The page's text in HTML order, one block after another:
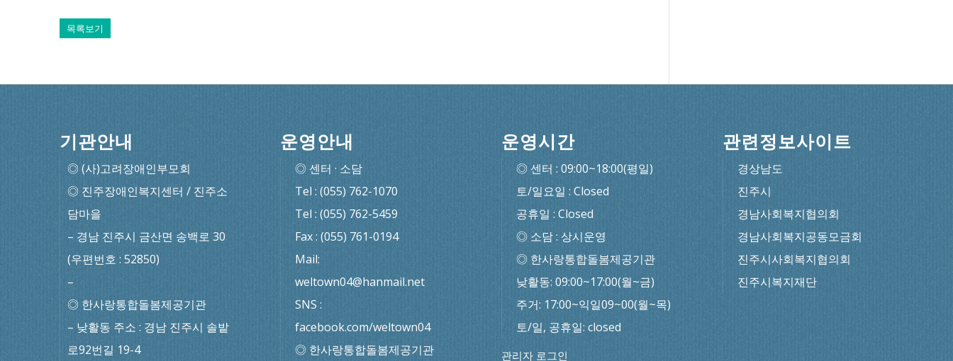
목록보기
기관안내
◎ (사)고려장애인부모회
◎ 진주장애인복지센터 / 진주소
담마을
– 경남 진주시 금산면 송백로 30
(우편번호 : 52850)
–
◎ 한사랑통합돌봄제공기관
– 낮활동 주소 : 경남 진주시 솔밭
로92번길 19-4
운영안내
◎ 센터 · 소담
Tel : (055) 762-1070
Tel : (055) 762-5459
Fax : (055) 761-0194
Mail:
weltown04@hanmail.net
SNS :
facebook.com/weltown04
◎ 한사랑통합돌봄제공기관
운영시간
◎ 센터 : 09:00~18:00(평일)
토/일요일 : Closed
공휴일 : Closed
◎ 소담 : 상시운영
◎ 한사랑통합돌봄제공기관
낮활동: 09:00~17:00(월~금)
주거: 17:00~익일09~00(월~목)
토/일, 공휴일: closed
관리자 로그인
관련정보사이트
경상남도
진주시
경남사회복지협의회
경남사회복지공동모금회
진주시사회복지협의회
진주시복지재단